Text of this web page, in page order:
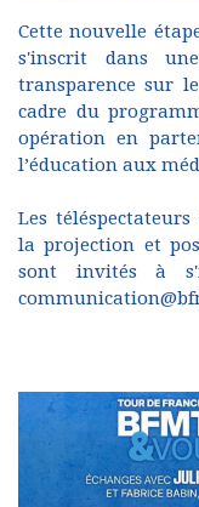
Cette nouvelle
s'inscrit dans
transparence sur
cadre du
opération en
l’éducation aux
Les
la projection et
sont invités à